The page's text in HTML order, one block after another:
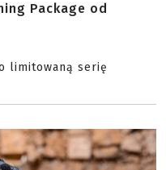
Package od
limitowaną serię